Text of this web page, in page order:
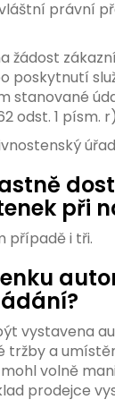
právní
žádost
poskytnutí
stanované
odst. 1 písm.
při
případě i tři.
vystavena
tržby a
volně
prodejce